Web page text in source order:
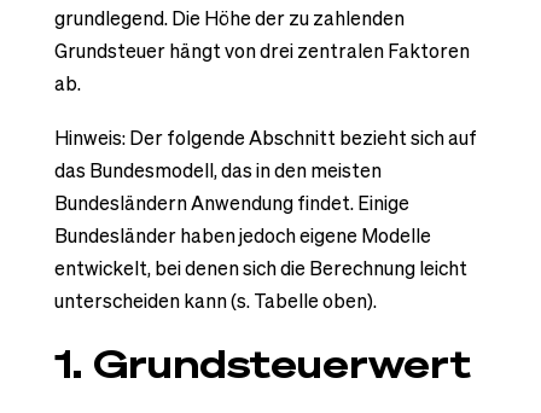
grundlegend. Die Höhe der zu zahlenden
Grundsteuer hängt von drei zentralen Faktoren
ab.
Hinweis: Der folgende Abschnitt bezieht sich auf
das Bundesmodell, das in den meisten
Bundesländern Anwendung findet. Einige
Bundesländer haben jedoch eigene Modelle
entwickelt, bei denen sich die Berechnung leicht
unterscheiden kann (s. Tabelle oben).
1. Grundsteuerwert